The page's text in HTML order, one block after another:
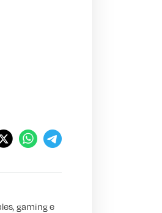
gaming e